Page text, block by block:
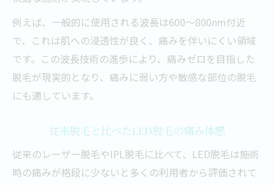
例えば、一般的に使用される波長は600〜800nm付近
で、これは肌への浸透性が良く、痛みを伴いにくい領域
です。この波長技術の進歩により、痛みゼロを目指した
脱毛が現実的となり、痛みに弱い方や敏感な部位の脱毛
にも適しています。
従来脱毛と比べたLED脱毛の痛み体感
従来のレーザー脱毛やIPL脱毛に比べて、LED脱毛は施術
時の痛みが格段に少ないと多くの利用者から評価されて